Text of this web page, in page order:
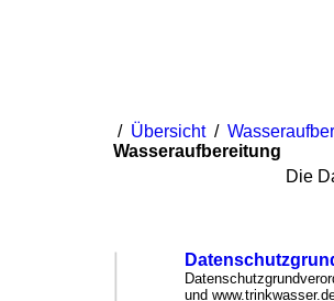
/ Übersicht/
Wasseraufbereitung
Die
und